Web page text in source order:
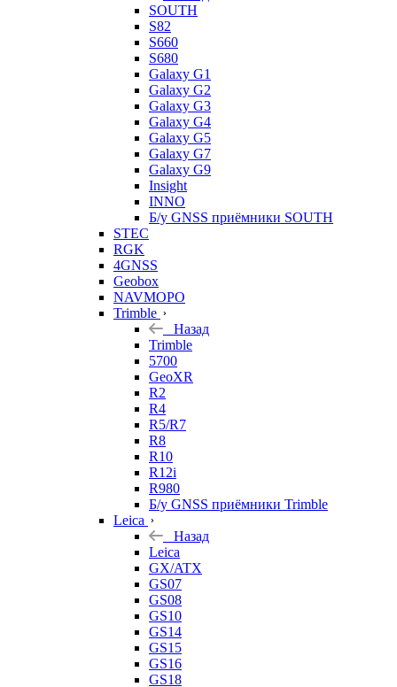
SOUTH
S82
S660
S680
Galaxy G1
Galaxy G2
Galaxy G3
Galaxy G4
Galaxy G5
Galaxy G7
Galaxy G9
Insight
INNO
Б/у GNSS приёмники SOUTH
STEC
RGK
4GNSS
Geobox
NAVMOPO
Trimble
Назад
Trimble
5700
GeoXR
R2
R4
R5/R7
R8
R10
R12i
R980
Б/у GNSS приёмники Trimble
Leica
Назад
Leica
GX/ATX
GS07
GS08
GS10
GS14
GS15
GS16
GS18